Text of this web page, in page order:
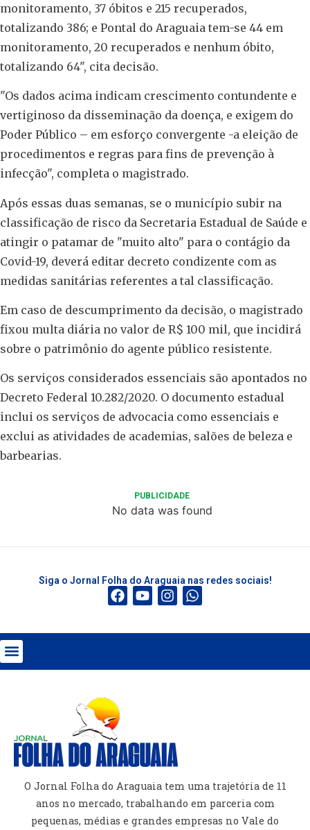
monitoramento, 37 óbitos e 215 recuperados,
totalizando 386; e Pontal do Araguaia tem-se 44 em
monitoramento, 20 recuperados e nenhum óbito,
totalizando 64", cita decisão.
"Os dados acima indicam crescimento contundente e
vertiginoso da disseminação da doença, e exigem do
Poder Público – em esforço convergente -a eleição de
procedimentos e regras para fins de prevenção à
infecção", completa o magistrado.
Após essas duas semanas, se o município subir na
classificação de risco da Secretaria Estadual de Saúde e
atingir o patamar de "muito alto" para o contágio da
Covid-19, deverá editar decreto condizente com as
medidas sanitárias referentes a tal classificação.
Em caso de descumprimento da decisão, o magistrado
fixou multa diária no valor de R$ 100 mil, que incidirá
sobre o patrimônio do agente público resistente.
Os serviços considerados essenciais são apontados no
Decreto Federal 10.282/2020. O documento estadual
inclui os serviços de advocacia como essenciais e
exclui as atividades de academias, salões de beleza e
barbearias.
PUBLICIDADE
No data was found
Siga o Jornal Folha do Araguaia nas redes sociais!
O Jornal Folha do Araguaia tem uma trajetória de 11
anos no mercado, trabalhando em parceria com
pequenas, médias e grandes empresas no Vale do